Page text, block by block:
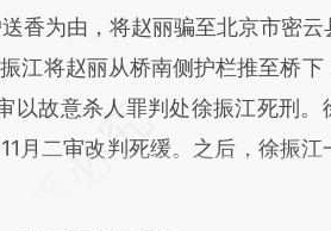
香为由，将赵丽骗至北京市密云
江将赵丽从桥南侧护栏推至桥下
以故意杀人罪判处徐振江死刑。
月二审改判死缓。之后，徐振江